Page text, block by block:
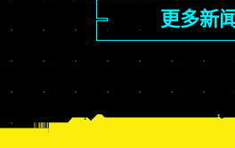
更多新闻